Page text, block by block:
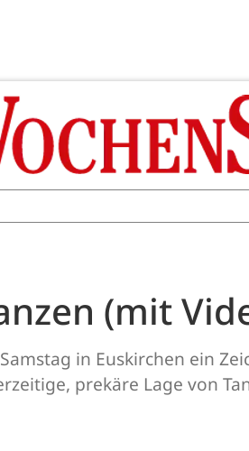
(mit
in Euskirchen ein
prekäre Lage von